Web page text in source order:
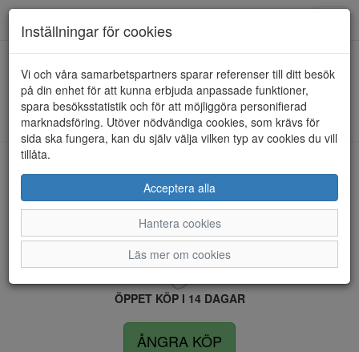
HEM RIEKER
Kunde inte hitta några artiklar...
LEVERANS INOM 4 DAGAR INOM SVERIGE
FRI FRAKT VID KÖP ÖVER 1.500 KR
ÖPPET KÖP I 14 DAGAR
ÅNGRA KÖP
Inställningar för cookies
Vi och våra samarbetspartners sparar referenser till ditt besök
på din enhet för att kunna erbjuda anpassade funktioner,
spara besöksstatistik och för att möjliggöra personifierad
marknadsföring. Utöver nödvändiga cookies, som krävs för
sida ska fungera, kan du själv välja vilken typ av cookies du vill
tillåta.
Acceptera alla
Hantera cookies
Läs mer om cookies